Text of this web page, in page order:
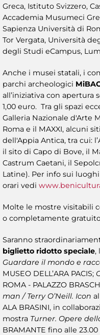
Greca, Istituto Svizzero,
Accademia Musumeci
Sapienza Università di
Tor Vergata, Università
degli Studi eCampus,
Anche i musei statali, i
parchi archeologici
all’iniziativa con apertura
1,00 euro. Tra gli spazi
Galleria Nazionale d'Arte
Roma e il MAXXI, alcuni
dell'Appia Antica, tra cui:
il sito di Capo di Bove, il
Castrum Caetani, il
Latine). Per info sui
orari vedi
Molte le mostre visitabili
o completamente
Saranno
biglietto ridotto speciale,
Guardare il mondo e
MUSEO DELL’ARA PACIS;
ROMA - PALAZZO
man / Terry O’Neill. Icon
ALA BRASINI, in
mostra Turner. Opere
BRAMANTE fino alle